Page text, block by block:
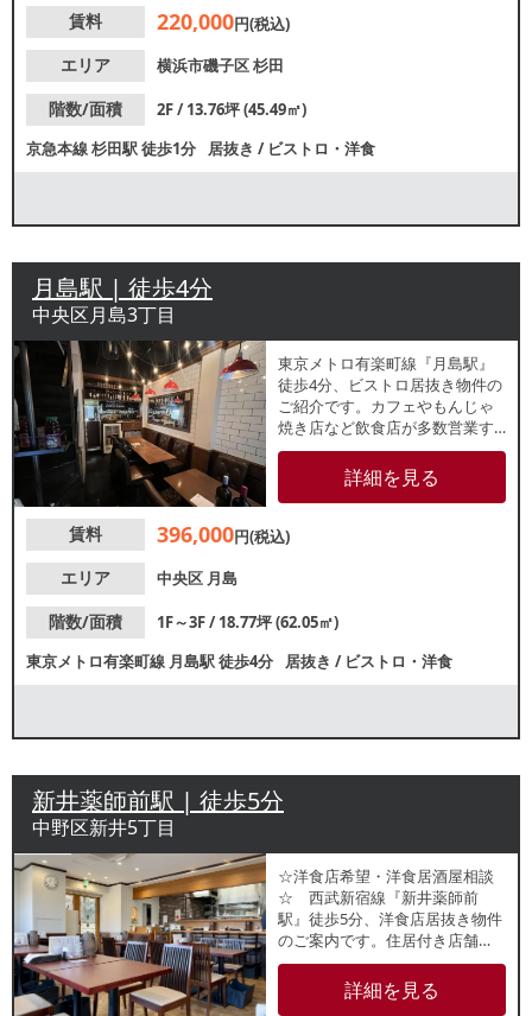
賃料
220,000円(税込)
エリア
横浜市磯子区杉田
階数/面積
2F / 13.76坪 (45.49㎡)
京急本線杉田駅徒歩1分 居抜き / ビストロ・洋食
月島駅 | 徒歩4分
中央区月島3丁目
東京メトロ有楽町線『月島駅』
徒歩4分、ビストロ居抜き物件の
ご紹介です。カフェやもんじゃ
焼き店など飲食店が多数営業す
るエリアの1～3階一棟貸店舗！
前テナントは約35席レイアウト
で使用しており、落ち着いた雰
気軽にお問合せください。
詳細を見る
賃料 396,000円(税込)
エリア
中央区 月島
階数/面積
1F～3F / 18.77坪 (62.05㎡)
東京メトロ有楽町線 月島駅徒歩4分 居抜き / ビストロ・洋食
新井薬師前駅 | 徒歩5分
中野区新井5丁目
☆洋⾷店希望・洋⾷居酒屋相談
☆ 西武新宿線『新井薬師前
駅』徒歩5分、洋食店居抜き物件
のご案内です。住居付き店舗
で、地域密着型の営業に最適な
エリアです。諸条件等、お気軽
にお問合せください。
詳細を見る